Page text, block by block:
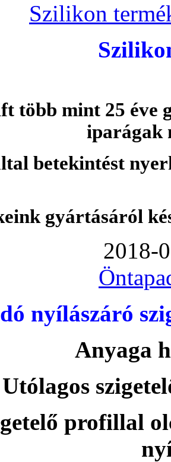
Szilikon
több mint 25 éve
iparágak
betekintést
gyártásáról
2018-
nyílászáró
Anyaga
Utólagos
profillal